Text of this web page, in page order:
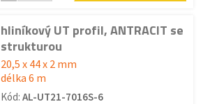
hliníkový UT profil, ANTRACIT se
strukturou
20,5 x 44 x 2 mm
délka 6 m
Kód: AL-UT21-7016S-6